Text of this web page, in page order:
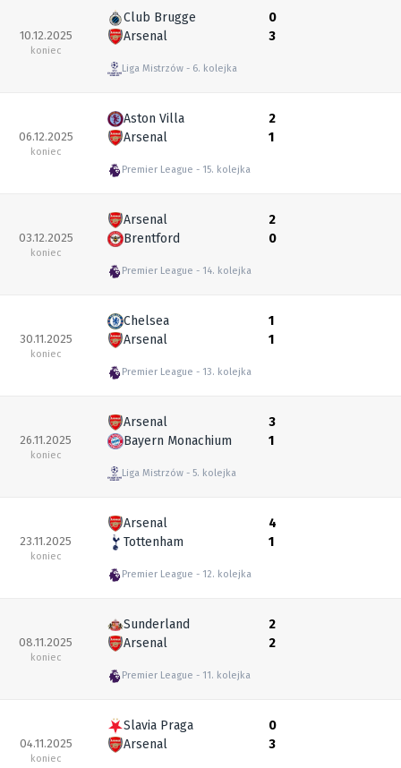
10.12.2025
koniec
Club Brugge
Arsenal
Liga Mistrzów 6. kolejka
0
3
06.12.2025
koniec
Aston Villa
Arsenal
Premier League 15. kolejka
2
1
03.12.2025
koniec
Arsenal
Brentford
Premier League 14. kolejka
2
0
30.11.2025
koniec
Chelsea
Arsenal
Premier League 13. kolejka
1
1
26.11.2025
koniec
Arsenal
Bayern Monachium
Liga Mistrzów 5. kolejka
3
1
23.11.2025
koniec
Arsenal
Tottenham
Premier League 12. kolejka
4
1
08.11.2025
koniec
Sunderland
Arsenal
Premier League 11. kolejka
2
2
04.11.2025
koniec
Slavia Praga
Arsenal
0
3